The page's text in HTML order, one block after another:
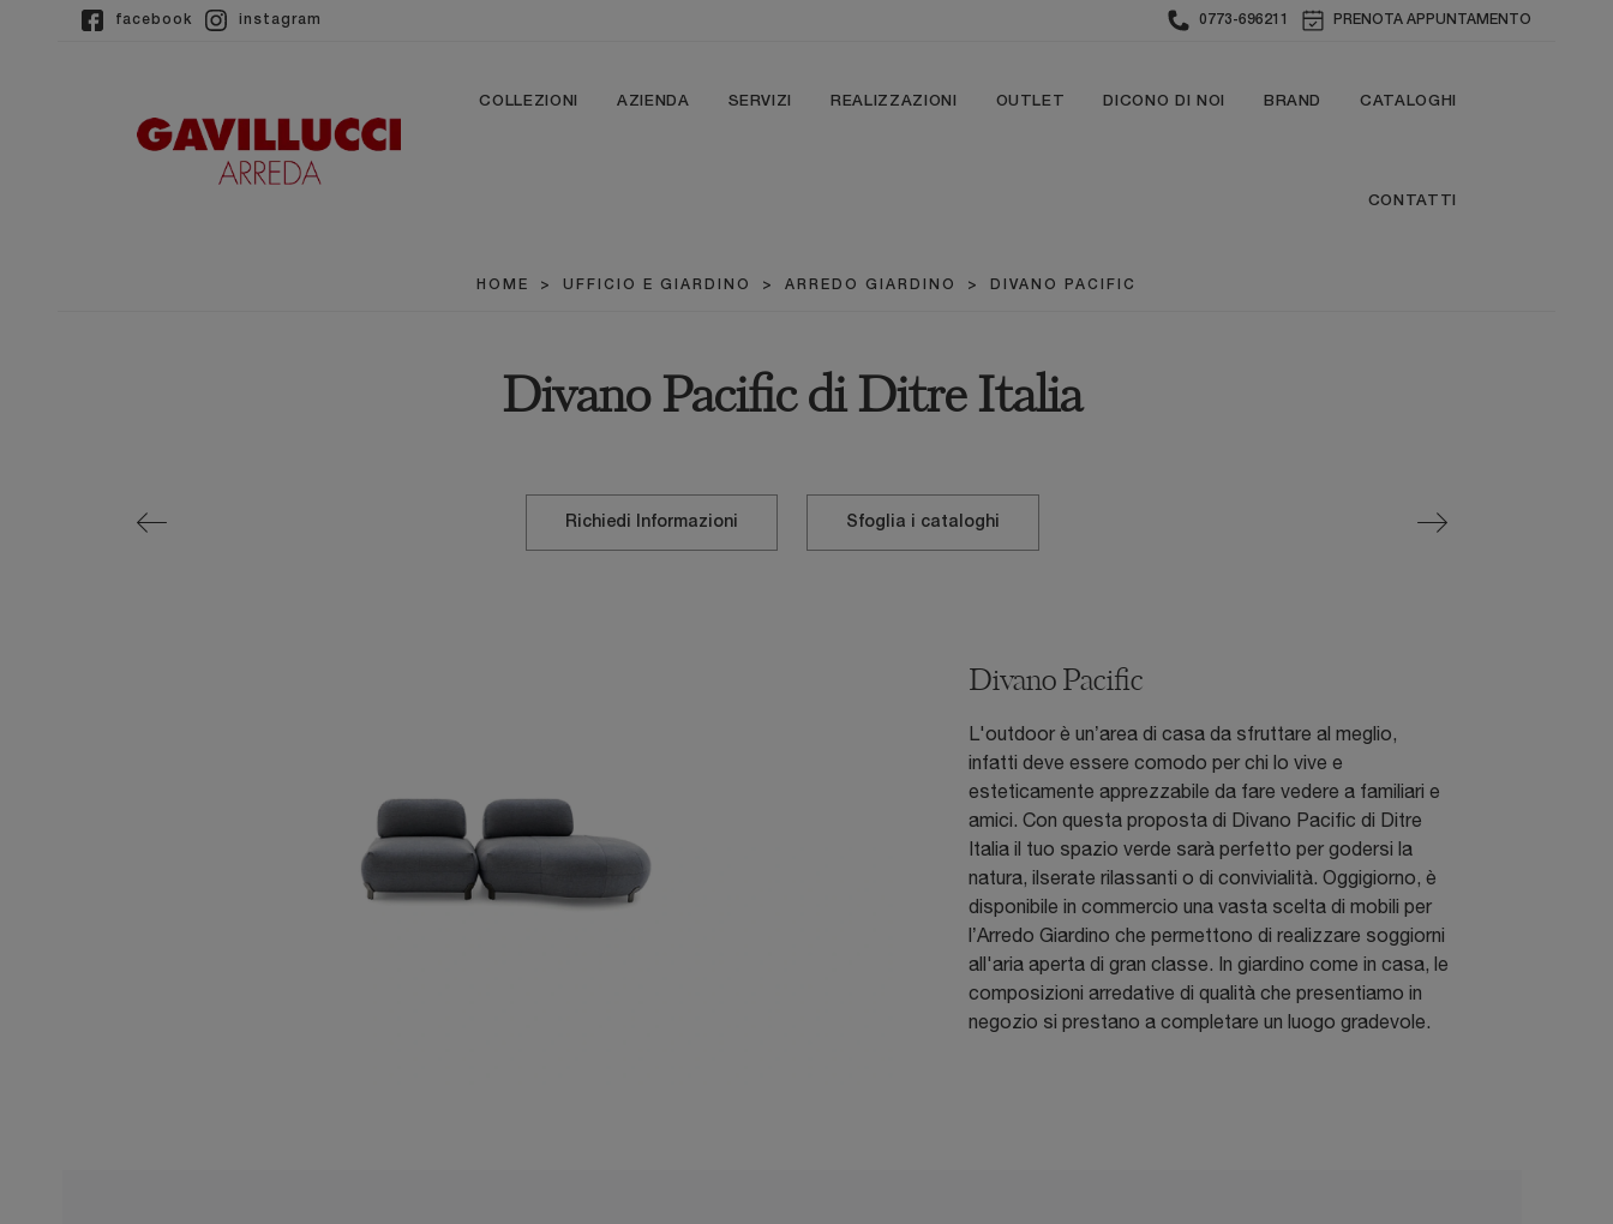
facebook instagram 0773-696211 PRENOTA APPUNTAMENTO
COLLEZIONI AZIENDA SERVIZI REALIZZAZIONI OUTLET DICONO DI NOI BRAND CATALOGHI
CONTATTI
HOME > UFFICIO E GIARDINO > ARREDO GIARDINO > DIVANO PACIFIC
Divano Pacific di Ditre Italia
Richiedi Informazioni Sfoglia i cataloghi
Divano Pacific
L'outdoor è un’area di casa da sfruttare al meglio,
infatti deve essere comodo per chi lo vive e
esteticamente apprezzabile da fare vedere a familiari e
amici. Con questa proposta di Divano Pacific di Ditre
Italia il tuo spazio verde sarà perfetto per godersi la
natura, ilserate rilassanti o di convivialità. Oggigiorno, è
disponibile in commercio una vasta scelta di mobili per
l’Arredo Giardino che permettono di realizzare soggiorni
all'aria aperta di gran classe. In giardino come in casa, le
composizioni arredative di qualità che presentiamo in
negozio si prestano a completare un luogo gradevole.